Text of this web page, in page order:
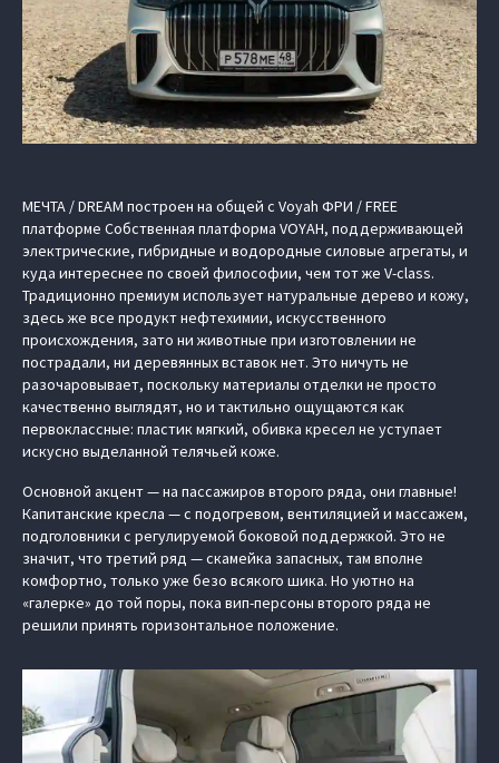
МЕЧТА / DREAM построен на общей с Voyah ФРИ / FREE
платформе Cобственная платформа VOYAH, поддерживающей
электрические, гибридные и водородные силовые агрегаты, и
куда интереснее по своей философии, чем тот же V-class.
Традиционно премиум использует натуральные дерево и кожу,
здесь же все продукт нефтехимии, искусственного
происхождения, зато ни животные при изготовлении не
пострадали, ни деревянных вставок нет. Это ничуть не
разочаровывает, поскольку материалы отделки не просто
качественно выглядят, но и тактильно ощущаются как
первоклассные: пластик мягкий, обивка кресел не уступает
искусно выделанной телячьей коже.
Основной акцент — на пассажиров второго ряда, они главные!
Капитанские кресла — с подогревом, вентиляцией и массажем,
подголовники с регулируемой боковой поддержкой. Это не
значит, что третий ряд — скамейка запасных, там вполне
комфортно, только уже безо всякого шика. Но уютно на
«галерке» до той поры, пока вип-персоны второго ряда не
решили принять горизонтальное положение.